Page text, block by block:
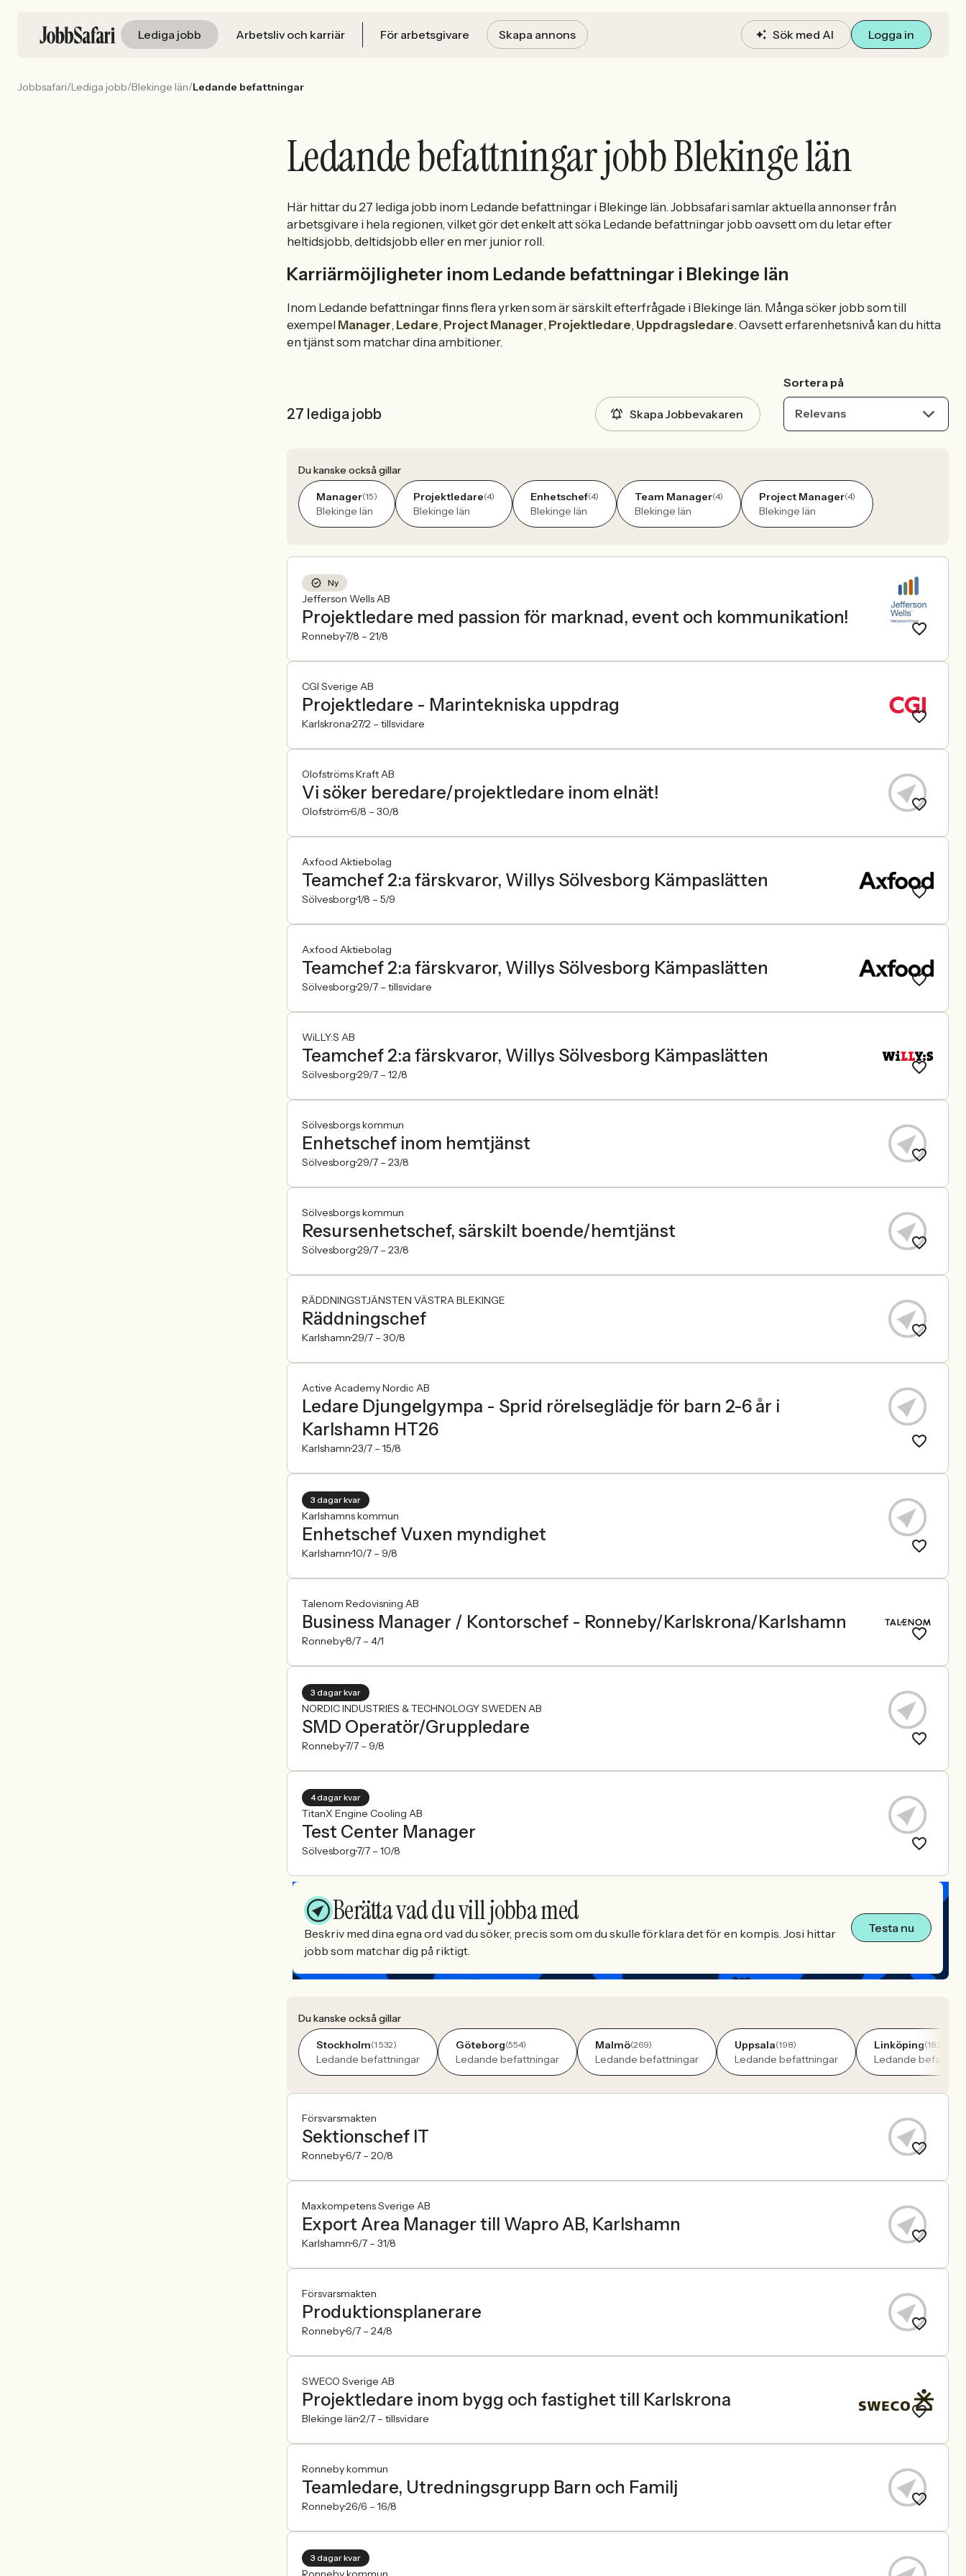
Lediga jobb Arbetsliv och karriär För arbetsgivare Skapa annons Sök med AI Logga in
Jobbsafari/Lediga jobb/Blekinge län/Ledande befattningar
Ledande befattningar jobb Blekinge län
Här hittar du 27 lediga jobb inom Ledande befattningar i Blekinge län. Jobbsafari samlar aktuella annonser från
arbetsgivare i hela regionen, vilket gör det enkelt att söka Ledande befattningar jobb oavsett om du letar efter
heltidsjobb, deltidsjobb eller en mer junior roll.
Karriärmöjligheter inom Ledande befattningar i Blekinge län
Inom Ledande befattningar finns flera yrken som är särskilt efterfrågade i Blekinge län. Många söker jobb som till
exempel Manager, Ledare, Project Manager, Projektledare, Uppdragsledare. Oavsett erfarenhetsnivå kan du hitta
en tjänst som matchar dina ambitioner.
27 lediga jobb Skapa Jobbevakaren
Sortera på
Relevans
Du kanske också gillar
Manager(15)
Blekinge län
Projektledare(4)
Blekinge län
Enhetschef(4)
Blekinge län
Team Manager(4)
Blekinge län
Project Manager(4)
Blekinge län
Ny
Jefferson Wells AB
Projektledare med passion för marknad, event och kommunikation!
Ronneby7/8 – 21/8
CGI Sverige AB
Projektledare - Marintekniska uppdrag
Karlskrona27/2 – tillsvidare
Olofströms Kraft AB
Vi söker beredare/projektledare inom elnät!
Olofström6/8 – 30/8
Axfood Aktiebolag
Teamchef 2:a färskvaror, Willys Sölvesborg Kämpaslätten
Sölvesborg1/8 – 5/9
Axfood Aktiebolag
Teamchef 2:a färskvaror, Willys Sölvesborg Kämpaslätten
Sölvesborg29/7 – tillsvidare
WiLLY:S AB
Teamchef 2:a färskvaror, Willys Sölvesborg Kämpaslätten
Sölvesborg29/7 – 12/8
Sölvesborgs kommun
Enhetschef inom hemtjänst
Sölvesborg29/7 – 23/8
Sölvesborgs kommun
Resursenhetschef, särskilt boende/hemtjänst
Sölvesborg29/7 – 23/8
RÄDDNINGSTJÄNSTEN VÄSTRA BLEKINGE
Räddningschef
Karlshamn29/7 – 30/8
Active Academy Nordic AB
Ledare Djungelgympa - Sprid rörelseglädje för barn 2-6 år i
Karlshamn HT26
Karlshamn23/7 – 15/8
3 dagar kvar
Karlshamns kommun
Enhetschef Vuxen myndighet
Karlshamn10/7 – 9/8
Talenom Redovisning AB
Business Manager / Kontorschef - Ronneby/Karlskrona/Karlshamn
Ronneby8/7 – 4/1
3 dagar kvar
NORDIC INDUSTRIES & TECHNOLOGY SWEDEN AB
SMD Operatör/Gruppledare
Ronneby7/7 – 9/8
4 dagar kvar
TitanX Engine Cooling AB
Test Center Manager
Sölvesborg7/7 – 10/8
Berätta vad du vill jobba med
Beskriv med dina egna ord vad du söker, precis som om du skulle förklara det för en kompis. Josi hittar
jobb som matchar dig på riktigt.
Testa nu
Du kanske också gillar
Stockholm(1 532)
Ledande befattningar
Göteborg(554)
Ledande befattningar
Malmö(269)
Ledande befattningar
Uppsala(198)
Ledande befattningar
Linköping(182)
Ledande
Försvarsmakten
Sektionschef IT
Ronneby6/7 – 20/8
Maxkompetens Sverige AB
Export Area Manager till Wapro AB, Karlshamn
Karlshamn6/7 – 31/8
Försvarsmakten
Produktionsplanerare
Ronneby6/7 – 24/8
SWECO Sverige AB
Projektledare inom bygg och fastighet till Karlskrona
Blekinge län2/7 – tillsvidare
Ronneby kommun
Teamledare, Utredningsgrupp Barn och Familj
Ronneby26/6 – 16/8
3 dagar kvar